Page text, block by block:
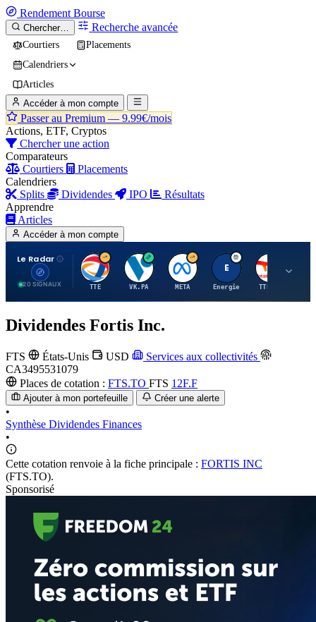
Rendement Bourse
Chercher… Recherche avancée
Courtiers
Placements
Calendriers
Articles
Accéder à mon compte
Passer au Premium — 9.99€/mois
Actions, ETF, Cryptos
Chercher une action
Comparateurs
Courtiers
Placements
Calendriers
Splits
Dividendes IPO
Résultats
Apprendre
Articles
Accéder à mon compte
Le Radar
20 SIGNAUX
T
TTE
V
VK.PA
M
META
E
Energie
T
TTE.PA
Dividendes Fortis Inc.
FTS États-Unis USD
Services aux collectivités
CA3495531079
Places de cotation : FTS.TO FTS 12F.F
Ajouter à mon portefeuille Créer une alerte
•
Synthèse Dividendes Finances
•
Cette cotation renvoie à la fiche principale : FORTIS INC
(FTS.TO).
Sponsorisé